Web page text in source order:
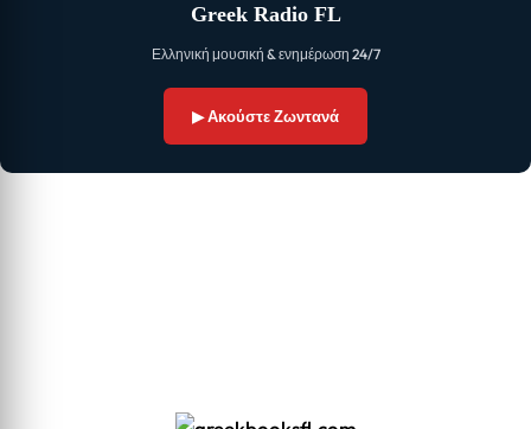
Greek Radio FL
Ελληνική μουσική & ενημέρωση 24/7
▶ Ακούστε Ζωντανά